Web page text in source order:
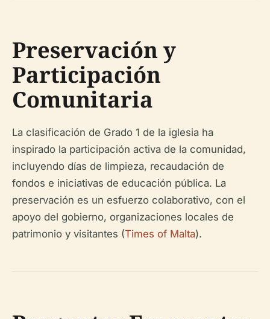
Preservación y
Participación
Comunitaria
La clasificación de Grado 1 de la iglesia ha
inspirado la participación activa de la comunidad,
incluyendo días de limpieza, recaudación de
fondos e iniciativas de educación pública. La
preservación es un esfuerzo colaborativo, con el
apoyo del gobierno, organizaciones locales de
patrimonio y visitantes (Times of Malta).